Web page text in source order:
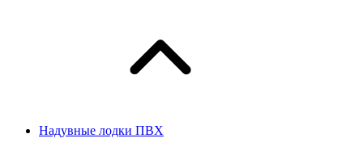
Надувные лодки ПВХ